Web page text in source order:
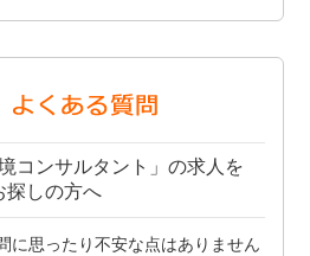
コンサルタント」の求人を
探しの方へ
に思ったり不安な点はありません